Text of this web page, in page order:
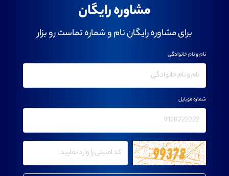
مشاوره رایگان
برای مشاوره رایگان نام و شماره تماست رو بزار
نام و نام خانوادگی
شماره موبایل